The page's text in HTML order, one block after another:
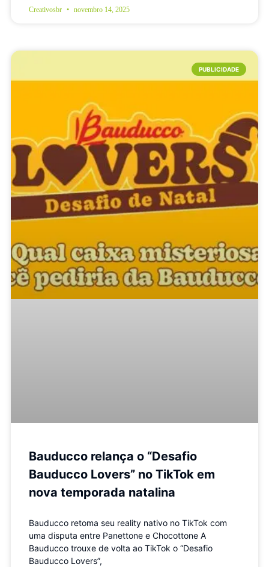
Creativosbr novembro 14, 2025
PUBLICIDADE
Bauducco relança o “Desafio
Bauducco Lovers” no TikTok em
nova temporada natalina
Bauducco retoma seu reality nativo no TikTok com
uma disputa entre Panettone e Chocottone A
Bauducco trouxe de volta ao TikTok o “Desafio
Bauducco Lovers”,